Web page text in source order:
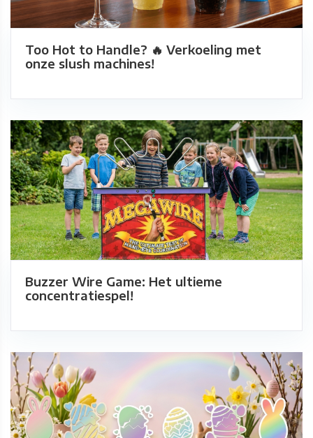
Too Hot to Handle? 🔥 Verkoeling met
onze slush machines!
Buzzer Wire Game: Het ultieme
concentratiespel!